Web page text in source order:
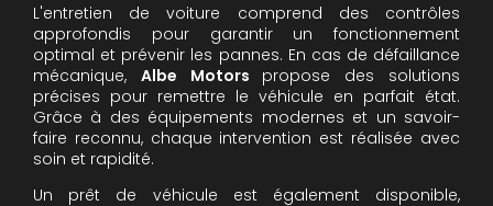
L'entretien de voiture comprend des contrôles
approfondis pour garantir un fonctionnement
optimal et prévenir les pannes. En cas de défaillance
mécanique, Albe Motors propose des solutions
précises pour remettre le véhicule en parfait état.
Grâce à des équipements modernes et un savoir-
faire reconnu, chaque intervention est réalisée avec
soin et rapidité.
Un prêt de véhicule est également disponible,